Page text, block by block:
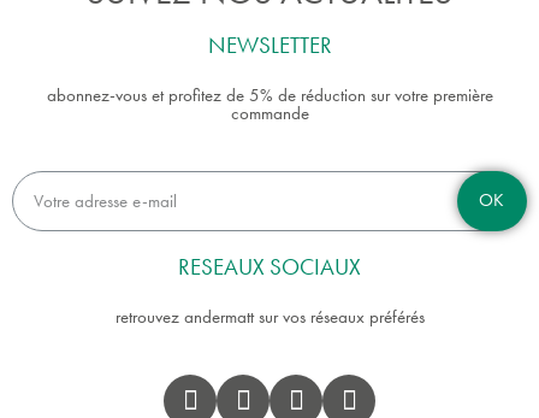
NEWSLETTER
abonnez-vous et profitez de 5% de réduction sur votre première
commande
OK
RESEAUX SOCIAUX
retrouvez andermatt sur vos réseaux préférés